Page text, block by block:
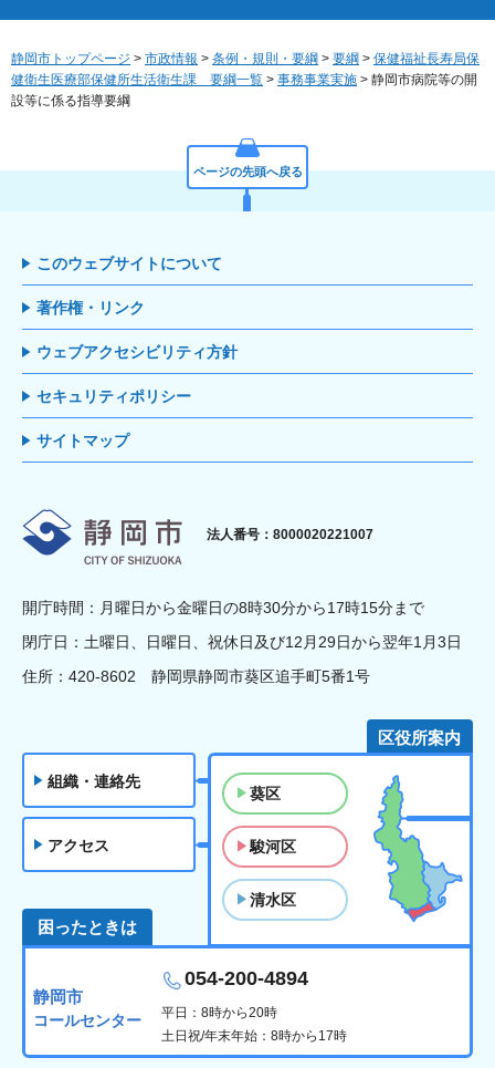
静岡市トップページ > 市政情報 > 条例・規則・要綱 > 要綱 > 保健福祉長寿局保
健衛生医療部保健所生活衛生課 要綱一覧 > 事務事業実施 > 静岡市病院等の開
設等に係る指導要綱
ページの先頭へ戻る
このウェブサイトについて
著作権・リンク
ウェブアクセシビリティ方針
セキュリティポリシー
サイトマップ
静岡市
法人番号：8000020221007
開庁時間：月曜日から金曜日の8時30分から17時15分まで
閉庁日：土曜日、日曜日、祝休日及び12月29日から翌年1月3日
住所：420-8602 静岡県静岡市葵区追手町5番1号
組織・連絡先
アクセス
区役所案内
葵区
駿河区
清水区
困ったときは
静岡市
コールセンター
054-200-4894
平日：8時から20時
土日祝/年末年始：8時から17時